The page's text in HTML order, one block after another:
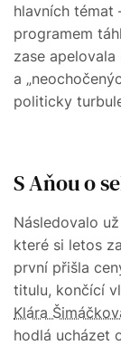
hlavních témat
programem
zase
a
politicky
S Aňou o
Následovalo
které si letos
první přišla
titulu, končící
Klára
hodlá ucházet